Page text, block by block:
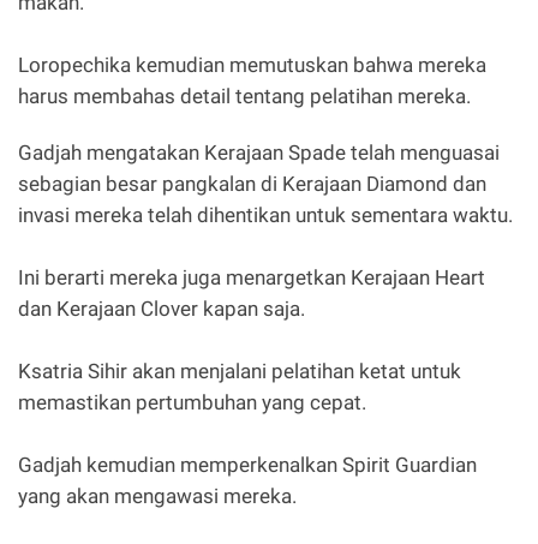
Loropechika kemudian memutuskan bahwa mereka
harus membahas detail tentang pelatihan mereka.
Gadjah mengatakan Kerajaan Spade telah menguasai
sebagian besar pangkalan di Kerajaan Diamond dan
invasi mereka telah dihentikan untuk sementara waktu.
Ini berarti mereka juga menargetkan Kerajaan Heart
dan Kerajaan Clover kapan saja.
Ksatria Sihir akan menjalani pelatihan ketat untuk
memastikan pertumbuhan yang cepat.
Gadjah kemudian memperkenalkan Spirit Guardian
yang akan mengawasi mereka.